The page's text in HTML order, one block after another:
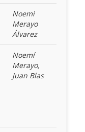
Noemi
Merayo
Álvarez
Noemí
Merayo,
Juan Blas